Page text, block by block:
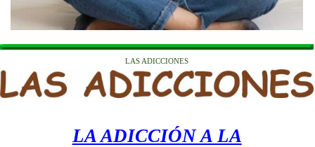
LAS ADICCIONES
LA ADICCIÓN A LA